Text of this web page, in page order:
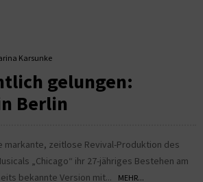
Karsunke
gelungen:
Berlin
markante, zeitlose Revival-Produktion des
„Chicago“ ihr 27-jähriges Bestehen am
bekannte Version mit...
MEHR...